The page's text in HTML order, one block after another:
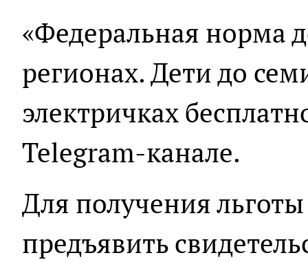
«Федеральная норма
регионах. Дети до
электричках
Telegram-канале.
Для получения
предъявить